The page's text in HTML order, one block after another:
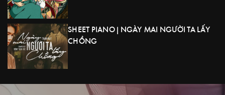
SHEET PIANO | NGÀY MAI NGƯỜI TA LẤY
CHỒNG